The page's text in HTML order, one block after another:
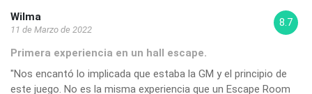
Wilma
11 de Marzo de 2022
8.7
Primera experiencia en un hall escape.
"Nos encantó lo implicada que estaba la GM y el principio de
este juego. No es la misma experiencia que un Escape Room